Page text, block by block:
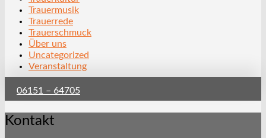
Trauermusik
Trauerrede
Trauerschmuck
Über uns
Uncategorized
Veranstaltung
06151 – 64705
Kontakt